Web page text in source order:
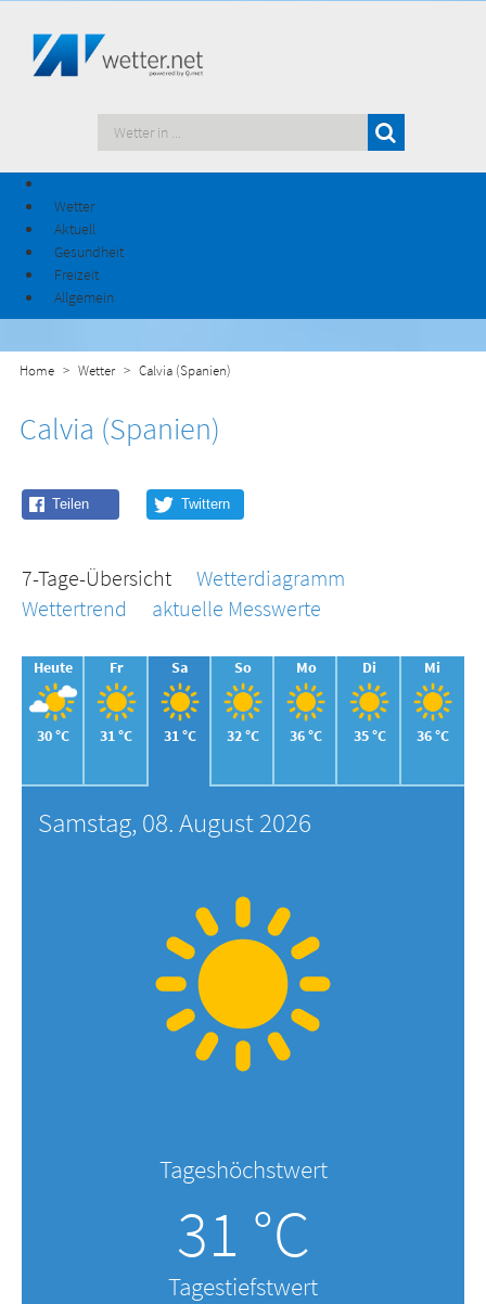
Wetter
Aktuell
Gesundheit
Freizeit
Allgemein
Home Wetter Calvia (Spanien)
Calvia (Spanien)
7-Tage-Übersicht
Wetterdiagramm
Wettertrend
aktuelle Messwerte
Heute
30 °C
Fr
31 °C
Sa
31 °C
So
32 °C
Mo
36 °C
Di
35 °C
Mi
36 °C
Samstag, 08. August 2026
Tageshöchstwert
31 °C
Tagestiefstwert